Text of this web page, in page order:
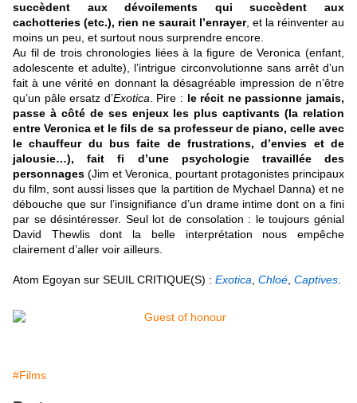
succèdent aux dévoilements qui succèdent aux
cachotteries (etc.), rien ne saurait l’enrayer, et la réinventer au
moins un peu, et surtout nous surprendre encore.
Au fil de trois chronologies liées à la figure de Veronica (enfant,
adolescente et adulte), l’intrigue circonvolutionne sans arrêt d’un
fait à une vérité en donnant la désagréable impression de n’être
qu’un pâle ersatz d’Exotica . Pire : le récit ne passionne jamais,
passe à côté de ses enjeux les plus captivants (la relation
entre Veronica et le fils de sa professeur de piano, celle avec
le chauffeur du bus faite de frustrations, d’envies et de
jalousie…), fait fi d’une psychologie travaillée des
personnages (Jim et Veronica, pourtant protagonistes principaux
du film, sont aussi lisses que la partition de Mychael Danna) et ne
débouche que sur l’insignifiance d’un drame intime dont on a fini
par se désintéresser. Seul lot de consolation : le toujours génial
David Thewlis dont la belle interprétation nous empêche
clairement d’aller voir ailleurs
Atom Egoyan sur SEUIL CRITIQUE(S) : Exotica Chloé Captives
#Films